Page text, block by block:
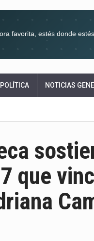
favorita, estés donde estés
POLÍTICA NOTICIAS
que